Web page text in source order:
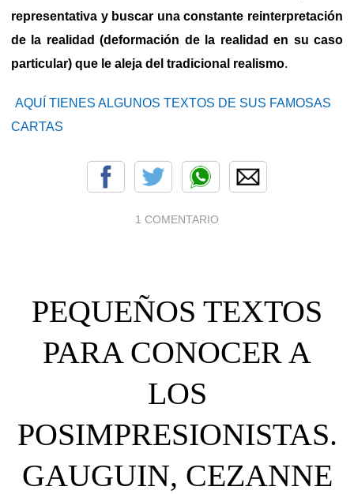
representativa y buscar una constante reinterpretación
de la realidad (deformación de la realidad en su caso
particular) que le aleja del tradicional realismo.
AQUÍ TIENES ALGUNOS TEXTOS DE SUS FAMOSAS
CARTAS
1 COMENTARIO
PEQUEÑOS TEXTOS
PARA CONOCER A
LOS
POSIMPRESIONISTAS.
GAUGUIN, CEZANNE